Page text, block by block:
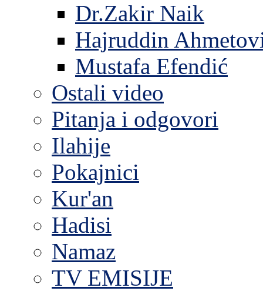
Dr.Zakir Naik
Hajruddin
Mustafa Efendić
Ostali video
Pitanja i odgovori
Ilahije
Pokajnici
Kur'an
Hadisi
Namaz
TV EMISIJE